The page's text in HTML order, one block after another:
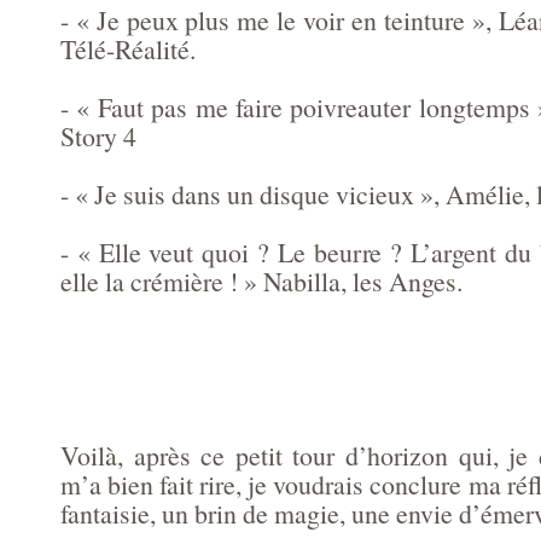
- « Je peux plus me le voir en teinture »,
Télé-Réalité.
- « Faut pas me faire poivreauter longtemps
Story 4
- « Je suis dans un disque vicieux », Amélie,
- « Elle veut quoi ? Le beurre ? L’argent du
elle la crémière ! » Nabilla, les Anges.
Voilà, après ce petit tour d’horizon qui, je
m’a bien fait rire, je voudrais conclure ma
fantaisie, un brin de magie, une envie